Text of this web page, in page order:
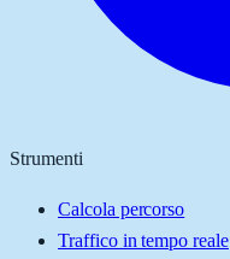
Strumenti
Calcola percorso
Traffico in tempo reale